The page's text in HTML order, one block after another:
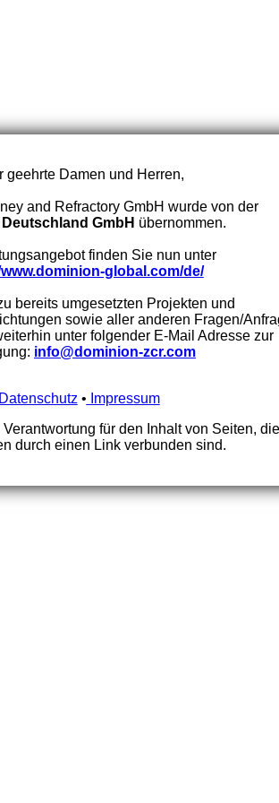
geehrte Damen und Herren,
and Refractory GmbH wurde von der
GmbH übernommen.
finden Sie nun unter
global.com/de/
bereits umgesetzten Projekten und
sowie aller anderen Fragen/
unter folgender E-Mail Adresse zur
info@dominion-zcr.com
Datenschutz • Impressum
für den Inhalt von Seiten,
durch einen Link verbunden sind.